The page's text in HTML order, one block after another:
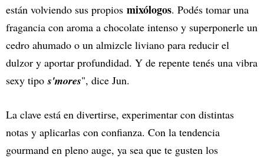
están volviendo sus propios mixólogos. Podés tomar una
fragancia con aroma a chocolate intenso y superponerle un
cedro ahumado o un almizcle liviano para reducir el
dulzor y aportar profundidad. Y de repente tenés una vibra
sexy tipos'mores", dice Jun.
La clave está en divertirse, experimentar con distintas
notas y aplicarlas con confianza. Con la tendencia
gourmand en pleno auge, ya sea que te gusten los